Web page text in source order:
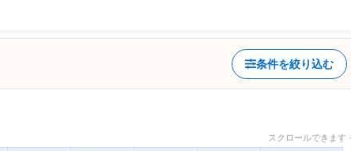
条件を絞り込む
スクロールできま